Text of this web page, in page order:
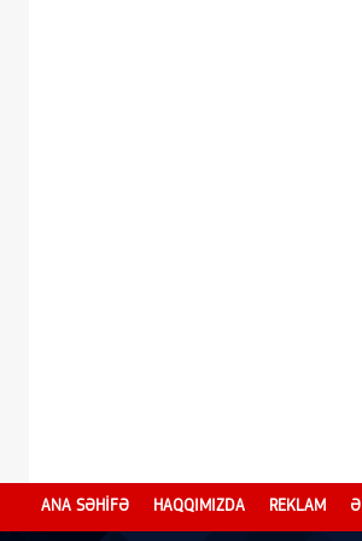
ANA SƏHİFƏ HAQQIMIZDA REKLAM